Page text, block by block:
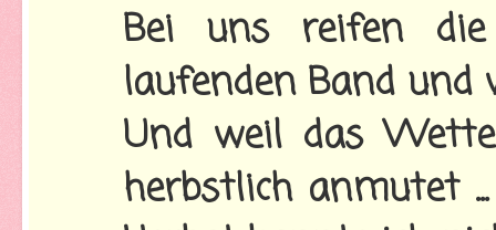
Bei uns reifen
laufenden Band und
Und weil das
herbstlich anmutet